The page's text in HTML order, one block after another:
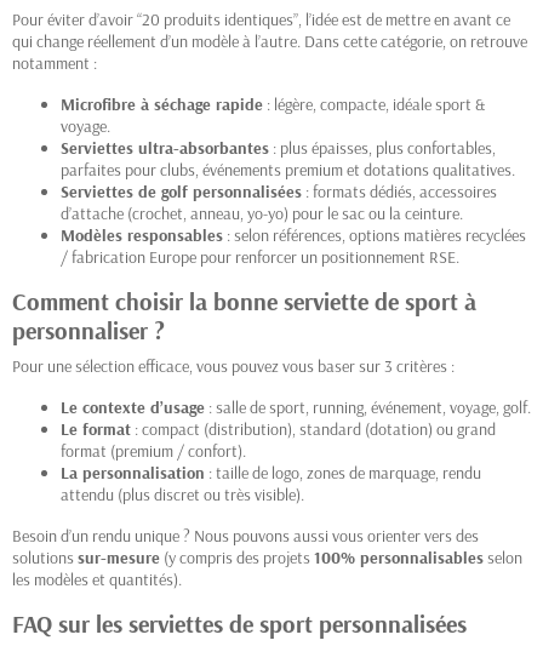
Pour éviter d’avoir “20 produits identiques”, l’idée est de mettre en avant ce
qui change réellement d’un modèle à l’autre. Dans cette catégorie, on retrouve
notamment :
Microfibre à séchage rapide : légère, compacte, idéale sport &
voyage.
Serviettes ultra-absorbantes : plus épaisses, plus confortables,
parfaites pour clubs, événements premium et dotations qualitatives.
Serviettes de golf personnalisées : formats dédiés, accessoires
d’attache (crochet, anneau, yo-yo) pour le sac ou la ceinture.
Modèles responsables : selon références, options matières recyclées
/ fabrication Europe pour renforcer un positionnement RSE.
Comment choisir la bonne serviette de sport à
personnaliser ?
Pour une sélection efficace, vous pouvez vous baser sur 3 critères :
Le contexte d’usage : salle de sport, running, événement, voyage, golf.
Le format : compact (distribution), standard (dotation) ou grand
format (premium / confort).
La personnalisation : taille de logo, zones de marquage, rendu
attendu (plus discret ou très visible).
Besoin d’un rendu unique ? Nous pouvons aussi vous orienter vers des
solutionssur-mesure (y compris des projets100% personnalisables selon
les modèles et quantités).
FAQ sur les serviettes de sport personnalisées